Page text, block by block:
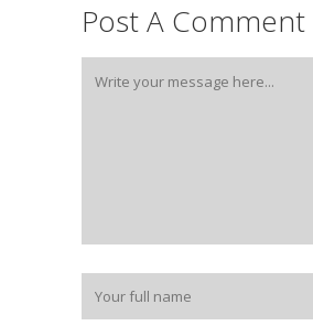
Post A Comment